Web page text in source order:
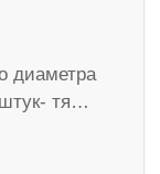
диаметра
тя…